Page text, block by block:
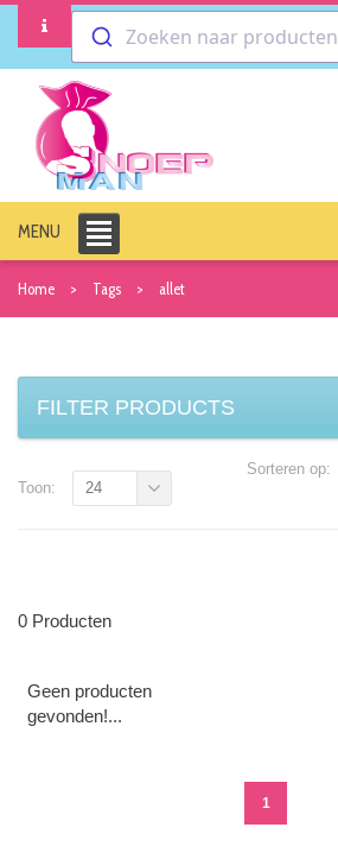
Zoeken naar producten
MENU
Home Tags allet
FILTER PRODUCTS
Sorteren op:
Toon: 24
0 Producten
Geen producten
gevonden!...
1